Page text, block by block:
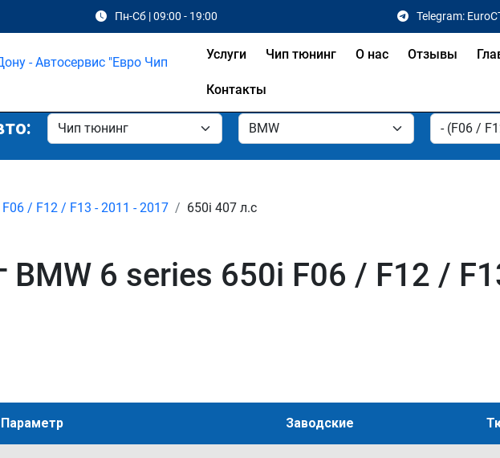
Пн-Сб | 09:00 - 19:00 Telegram:
Услуги Чип тюнинг О нас Отзывы
Контакты
F06 / F12 / F13 - 2011 - 2017 650i 407 л.с
6 series 650i F06 / F12 /
Параметр Заводские